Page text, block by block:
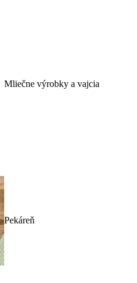
Mliečne výrobky a vajcia
Pekáreň